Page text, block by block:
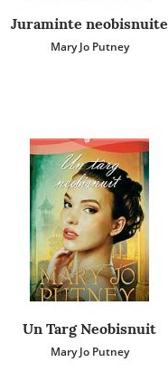
Juraminte neobisnuite
Mary Jo Putney
Un Targ Neobisnuit
Mary Jo Putney